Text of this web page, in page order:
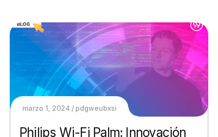
marzo 1, 2024 pdgweubxsi
Philips Wi-Fi Palm: Innovación